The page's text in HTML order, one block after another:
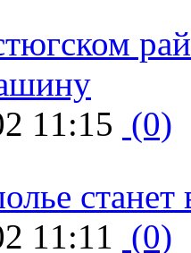
11:15 (0)
11:11 (0)